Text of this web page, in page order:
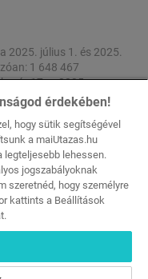
2025. július 1. és 2025.
1 648 467
17. – 2025.
17. – 2025. február
napi szobaáraiból (rack
(MKEH Engedélyszám: U-
Zrt.])
érdekében!
hogy sütik segítségével
a maiUtazas.hu
legteljesebb lehessen.
jogszabályoknak
szeretnéd, hogy személyre
kattints a Beállítások